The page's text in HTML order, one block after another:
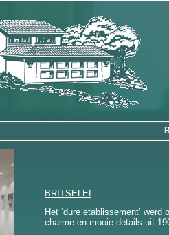
BRITSELEI
Het ‘dure etablissement’
charme en mooie details uit